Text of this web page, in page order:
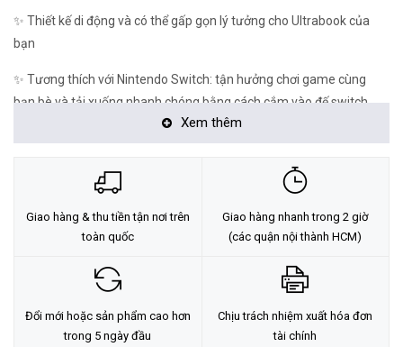
✨ Thiết kế di động và có thể gấp gọn lý tưởng cho Ultrabook của
bạn
✨ Tương thích với Nintendo Switch: tận hưởng chơi game cùng
bạn bè và tải xuống nhanh chóng bằng cách cắm vào đế switch
Nintendo của bạn và thêm kết nối Ethernet gigabit
Xem thêm
Giao hàng & thu tiền tận nơi trên
toàn quốc
Giao hàng nhanh trong 2 giờ
(các quận nội thành HCM)
Đổi mới hoặc sản phẩm cao hơn
trong 5 ngày đầu
Chịu trách nhiệm xuất hóa đơn
tài chính